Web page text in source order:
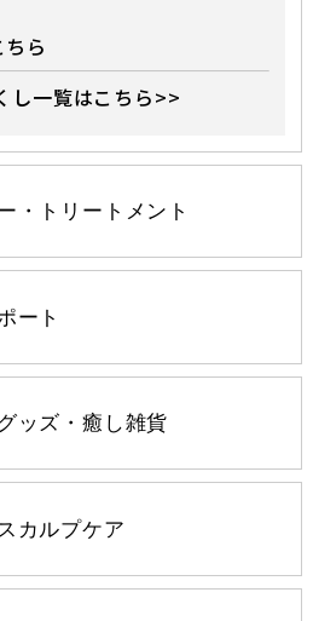
ら
し一覧はこちら>>
・トリートメント
ート
ッズ・癒し雑貨
カルプケア